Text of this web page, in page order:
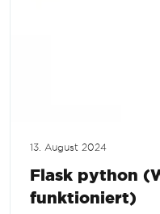
13. August 2024
Flask python
funktioniert)